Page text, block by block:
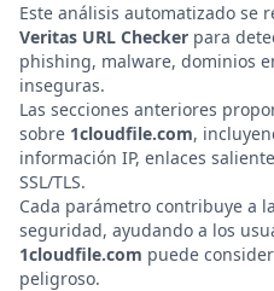
Este análisis automatizado se
Veritas URL Checker para
phishing, malware, dominios
inseguras.
Las secciones anteriores
sobre 1cloudfile.com,
información IP, enlaces
SSL/TLS.
Cada parámetro contribuye a
seguridad, ayudando a los
1cloudfile.com puede
peligroso.